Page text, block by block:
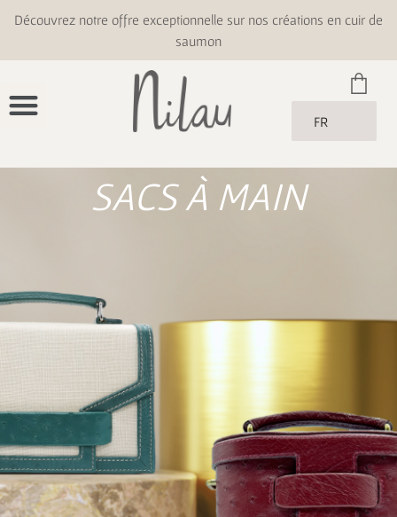
Découvrez notre offre exceptionnelle sur nos créations en cuir de
saumon
FR
SACS À MAIN